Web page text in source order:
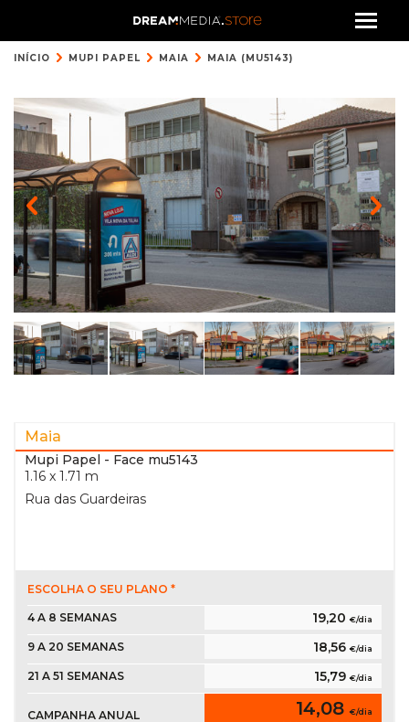
INÍCIO MUPI PAPEL MAIA MAIA (MU5143)
Maia
Mupi Papel - Face mu5143
1.16 x 1.71 m
Rua das Guardeiras
ESCOLHA O SEU PLANO *
4 A 8 SEMANAS 19,20 €/dia
9 A 20 SEMANAS 18,56 €/dia
21 A 51 SEMANAS 15,79 €/dia
CAMPANHA ANUAL 14,08 €/dia